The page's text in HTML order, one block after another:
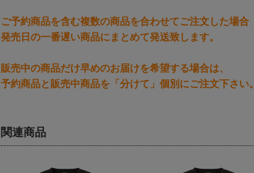
ご予約商品を含む複数の商品を合わせてご注文した場合
発売日の一番遅い商品にまとめて発送致します。
販売中の商品だけ早めのお届けを希望する場合は、
予約商品と販売中商品を「分けて」個別にご注文下さい。
関連商品